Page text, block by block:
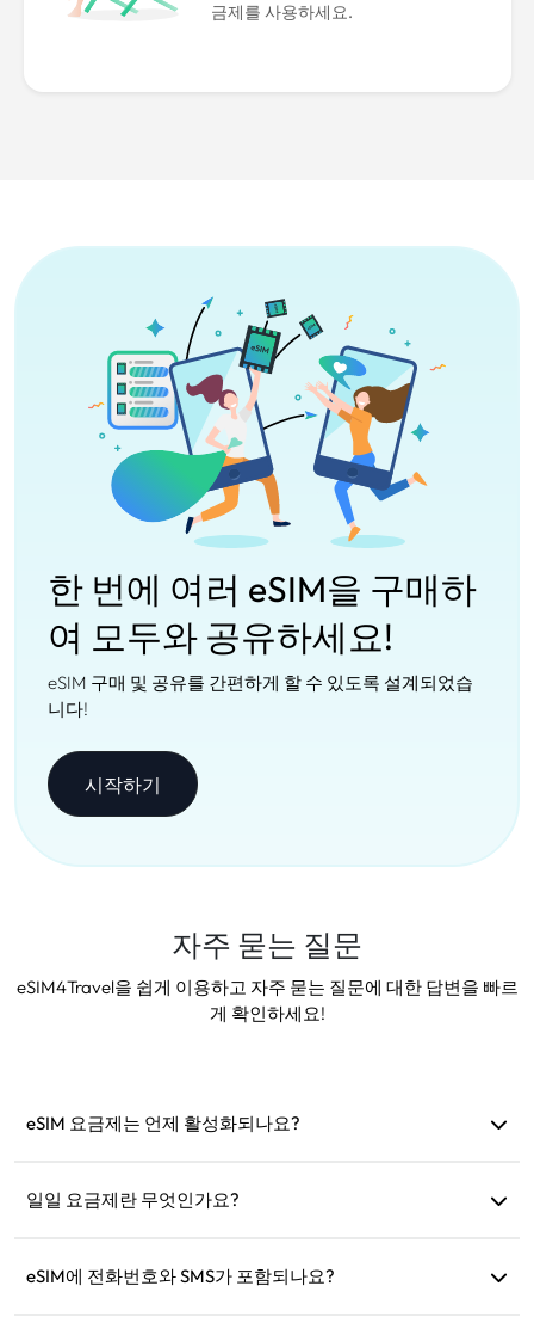
금제를 사용하세요.
한 번에 여러 eSIM을 구매하
여 모두와 공유하세요!
eSIM 구매 및 공유를 간편하게 할 수 있도록 설계되었습
니다!
시작하기
자주 묻는 질문
eSIM4Travel을 쉽게 이용하고 자주 묻는 질문에 대한 답변을 빠르
게 확인하세요!
eSIM 요금제는 언제 활성화되나요?
하는 것을 권장합니다.
일일 요금제란 무엇인가요?
하루 데이터 사용량이 초과되면 속도가 128kbps로 줄어들어 데
eSIM에 전화번호와 SMS가 포함되나요?